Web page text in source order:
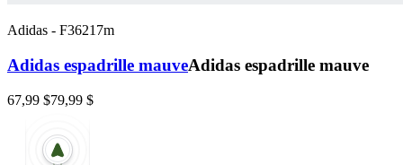
Adidas - F36217m
Adidas espadrille mauveAdidas espadrille mauve
67,99 $79,99 $